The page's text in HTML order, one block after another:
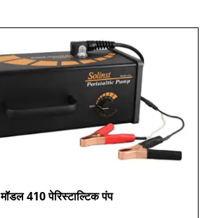
मॉडल 410 पेरिस्टाल्टिक पंप